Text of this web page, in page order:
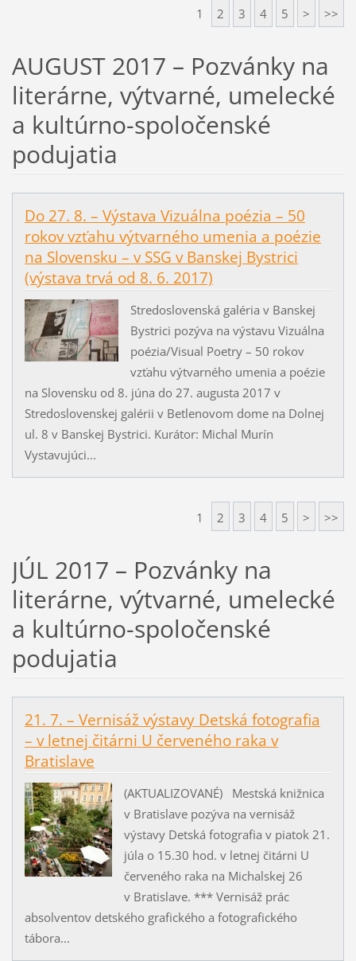
1 2 3 4 5 > >>
AUGUST 2017 – Pozvánky na
literárne, výtvarné, umelecké
a kultúrno-spoločenské
podujatia
Do 27. 8. – Výstava Vizuálna poézia – 50
rokov vzťahu výtvarného umenia a poézie
na Slovensku – v SSG v Banskej Bystrici
(výstava trvá od 8. 6. 2017)
Stredoslovenská galéria v Banskej
Bystrici pozýva na výstavu Vizuálna
poézia/Visual Poetry – 50 rokov
vzťahu výtvarného umenia a poézie
na Slovensku od 8. júna do 27. augusta 2017 v
Stredoslovenskej galérii v Betlenovom dome na Dolnej
ul. 8 v Banskej Bystrici. Kurátor: Michal Murín
Vystavujúci...
1 2 3 4 5 > >>
JÚL 2017 – Pozvánky na
literárne, výtvarné, umelecké
a kultúrno-spoločenské
podujatia
21. 7. – Vernisáž výstavy Detská fotografia
– v letnej čitárni U červeného raka v
Bratislave
(AKTUALIZOVANÉ) Mestská knižnica
v Bratislave pozýva na vernisáž
výstavy Detská fotografia v piatok 21.
júla o 15.30 hod. v letnej čitárni U
červeného raka na Michalskej 26
v Bratislave. *** Vernisáž prác
absolventov detského grafického a fotografického
tábora...